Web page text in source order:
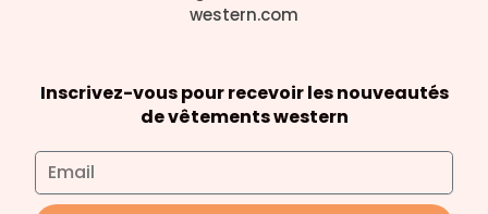
Inscrivez-vous pour recevoir les nouveautés
de vêtements western